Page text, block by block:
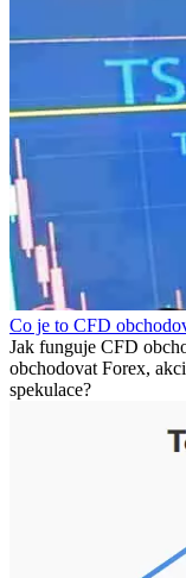
Co je to CFD
Jak funguje CFD
obchodovat Forex,
spekulace?